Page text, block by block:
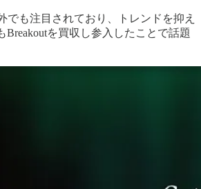
でも注目されており、トレンドを抑え
Breakoutを買収し参入したことで話題